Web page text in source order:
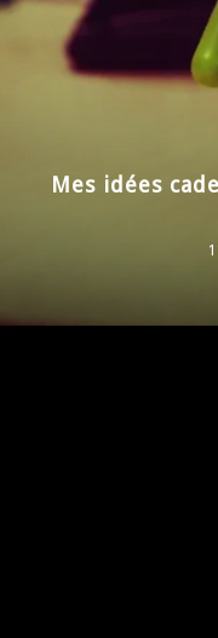
Mes idées